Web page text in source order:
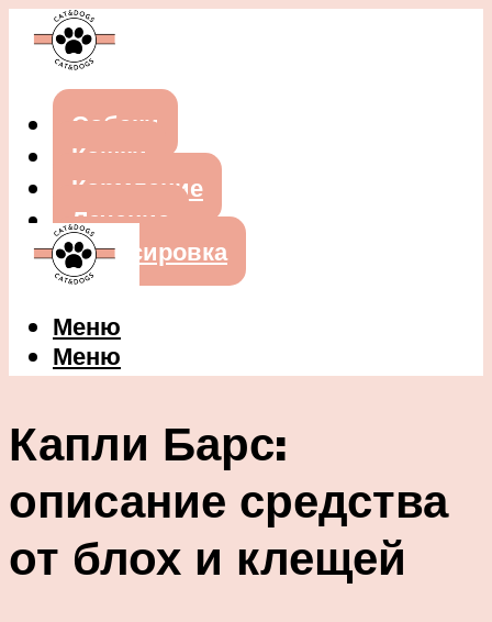
Собаки
Кошки
Кормление
Лечение
Дрессировка
Меню
Меню
Капли Барс:
описание средства
от блох и клещей